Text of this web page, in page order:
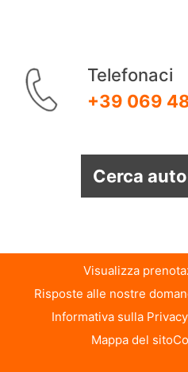
Telefonaci
+39 069
Cerca
Visualizza
Risposte alle nostre
Informativa sulla Privacy
Mappa del sito